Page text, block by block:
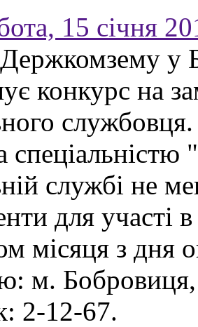
15 січня
Держкомзему у
конкурс на
службі не
для участі
місяця з дня
м.
2-12-67.